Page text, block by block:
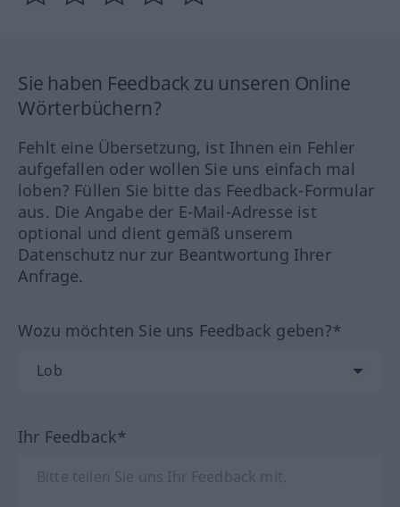
Sie haben Feedback zu unseren Online
Wörterbüchern?
Fehlt eine Übersetzung, ist Ihnen ein Fehler
aufgefallen oder wollen Sie uns einfach mal
loben? Füllen Sie bitte das Feedback-Formular
aus. Die Angabe der E-Mail-Adresse ist
optional und dient gemäß unserem
Datenschutz nur zur Beantwortung Ihrer
Anfrage.
Wozu möchten Sie uns Feedback geben?*
Ihr Feedback*